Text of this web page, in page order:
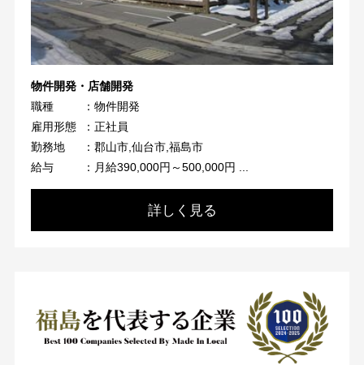
物件開発・店舗開発
職種
：物件開発
雇用形態
：正社員
勤務地
：郡山市,仙台市,福島市
給与
：月給390,000円～500,000円 ...
詳しく見る